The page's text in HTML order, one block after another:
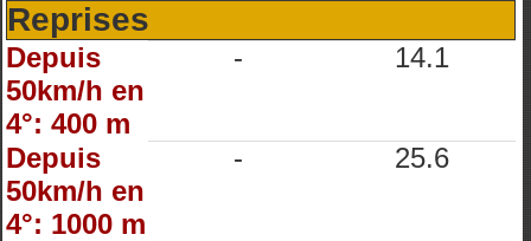
Reprises
Depuis
50km/h en
4°: 400 m
- 14.1
Depuis
50km/h en
4°: 1000 m
- 25.6